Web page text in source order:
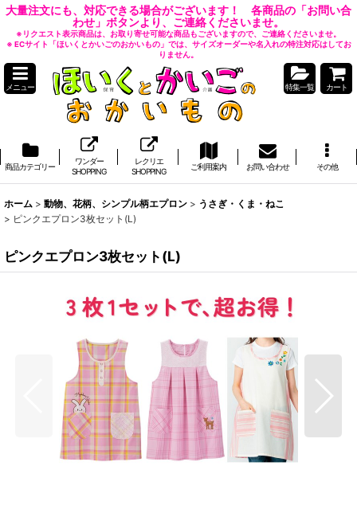
大量注文にも、対応できる場合がございます！ 各商品の「お問い合
わせ」ボタンより、ご連絡くださいませ。
※リクエスト表示商品は、お取り寄せ可能な商品もございますので、ご連絡くださいませ。
※ ECサイト「ほいくとかいごのおかいもの」では、サイズオーダーや名入れの特注対応はしてお
りません。
メニュー 特集一覧 カート
商品カテゴリー
ワンダー
SHOPPING
レクリエ
SHOPPING
ご利用案内 お問い合わせ その他
ホーム > 動物、花柄、シンプル柄エプロン > うさぎ・くま・ねこ
> ピンクエプロン3枚セット(L)
ピンクエプロン3枚セット(L)